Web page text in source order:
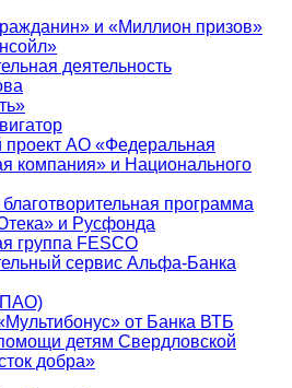
и «Миллион призов»
деятельность
АО «Федеральная
компания» и Национального
программа
и Русфонда
группа FESCO
сервис Альфа-Банка
от Банка ВТБ
детям Свердловской
добра»